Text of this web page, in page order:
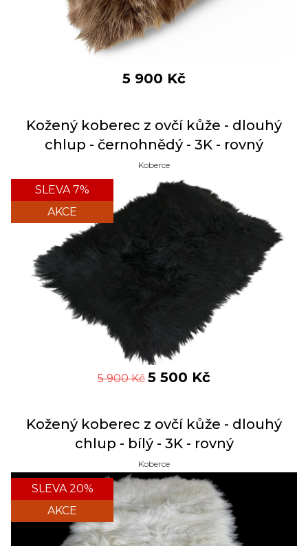
5 900 Kč
Kožený koberec z ovčí kůže - dlouhý
chlup - černohnědý - 3K - rovný
Koberce
SLEVA 7%
AKCE
5 900Kč 5 500 Kč
Kožený koberec z ovčí kůže - dlouhý
chlup - bílý - 3K - rovný
Koberce
SLEVA 20%
AKCE